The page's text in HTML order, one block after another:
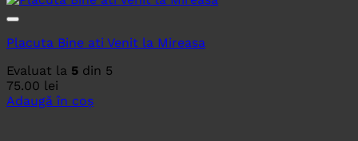
Placuta Bine ati Venit la Mireasa
Evaluat la 5 din 5
75.00 lei
Adaugă în coș